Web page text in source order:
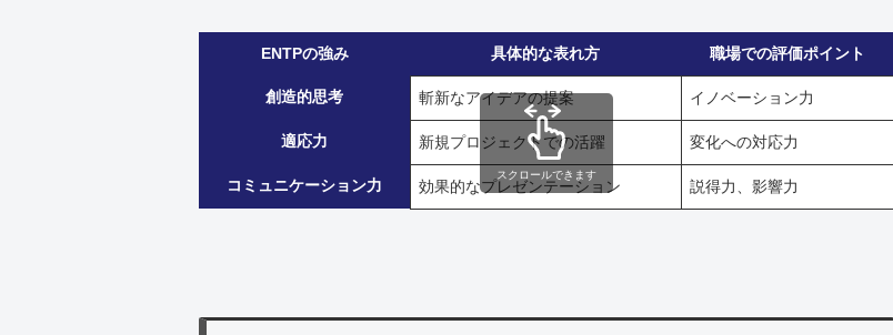
ENTPの強み 具体的な表れ方 職場での評価ポイント
創造的思考 斬新なアイデアの提案 イノベーション力
適応力 新規プロジェクトでの活躍 変化への対応力
コミュニケーション力 効果的なプレゼンテーション 説得力、影響力
スクロールできます